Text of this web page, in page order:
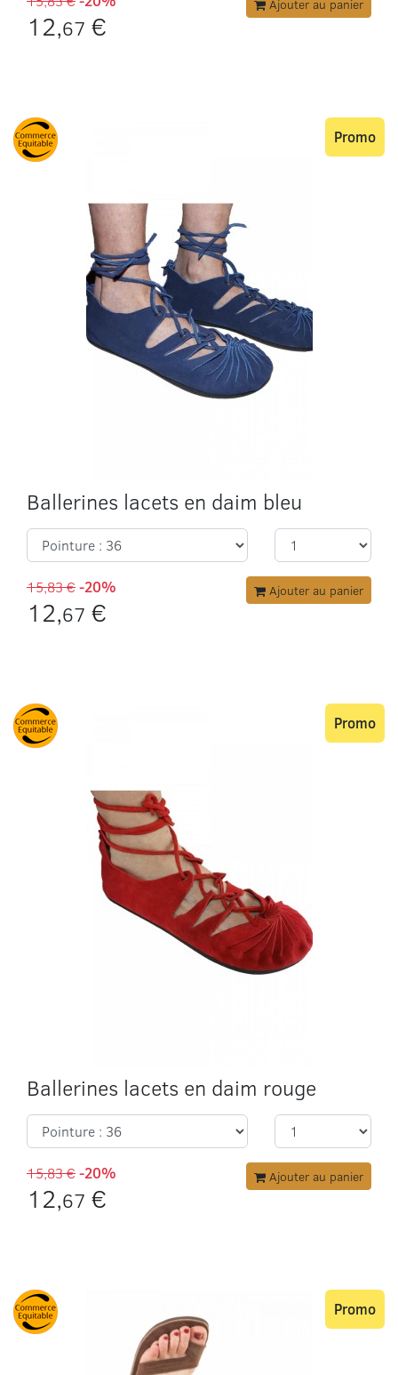
12,67 €
Ajouter au panier
Ballerines lacets en daim bleu
Promo
15,83 €-20%
12,67 €
Ajouter au panier
Ballerines lacets en daim rouge
Promo
15,83 €-20%
12,67 €
Ajouter au panier
Promo